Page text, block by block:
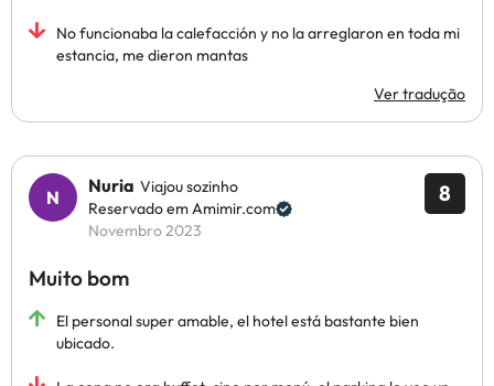
No funcionaba la calefacción y no la arreglaron en toda mi
estancia, me dieron mantas
Ver tradução
8
Nuria Viajou sozinho
Reservado em Amimir.com
Novembro 2023
Muito bom
El personal super amable, el hotel está bastante bien
ubicado.